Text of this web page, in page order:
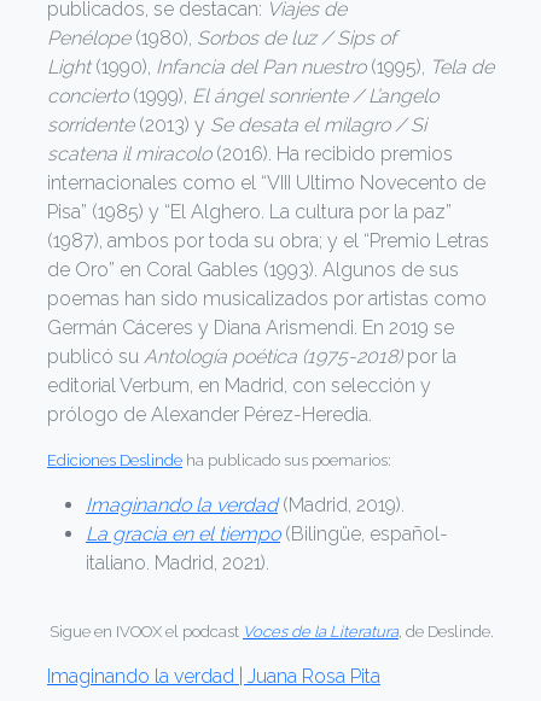
publicados, se destacan: Viajes de
Penélope(1980), Sorbos de luz / Sips of
Light (1990), Infancia del Pan nuestro(1995), Tela de
concierto(1999), El ángel sonriente / L’angelo
sorridente(2013) y Se desata el milagro / Si
scatena il miracolo(2016). Ha recibido premios
internacionales como el “VIII Ultimo Novecento de
Pisa” (1985) y “El Alghero. La cultura por la paz”
(1987), ambos por toda su obra; y el “Premio Letras
de Oro” en Coral Gables (1993). Algunos de sus
poemas han sido musicalizados por artistas como
Germán Cáceres y Diana Arismendi. En 2019 se
publicó su Antología poética (1975-2018)por la
editorial Verbum, en Madrid, con selección y
prólogo de Alexander Pérez-Heredia.
Ediciones Deslinde ha publicado sus poemarios:
Imaginando la verdad(Madrid, 2019).
La gracia en el tiempo(Bilingüe, español-
italiano. Madrid, 2021).
Sigue en IVOOX el podcast Voces de la Literatura, de Deslinde.
Imaginando la verdad | Juana Rosa Pita